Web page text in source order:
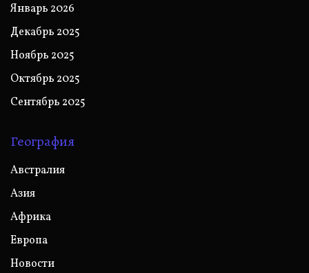
Январь 2026
Декабрь 2025
Ноябрь 2025
Октябрь 2025
Сентябрь 2025
География
Австралия
Азия
Африка
Европа
Новости